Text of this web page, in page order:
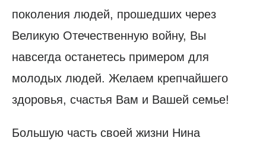
поколения людей, прошедших через
Великую Отечественную войну, Вы
навсегда останетесь примером для
молодых людей. Желаем крепчайшего
здоровья, счастья Вам и Вашей семье!
Большую часть своей жизни Нина